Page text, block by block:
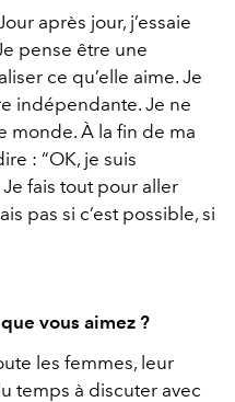
après jour, j’essaie
pense être une
ce qu’elle aime. Je
indépendante. Je ne
monde. À la fin de ma
: “OK, je suis
fais tout pour aller
pas si c’est possible, si
vous aimez ?
les femmes, leur
temps à discuter avec